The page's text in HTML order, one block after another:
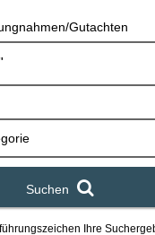
Gutachten
Suchen
Ihre